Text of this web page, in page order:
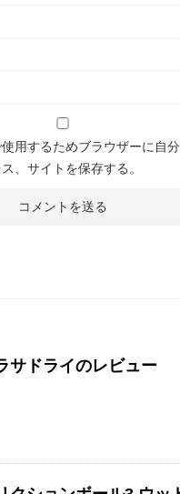
用するためブラウザーに自
、サイトを保存する。
サドライのレビュー